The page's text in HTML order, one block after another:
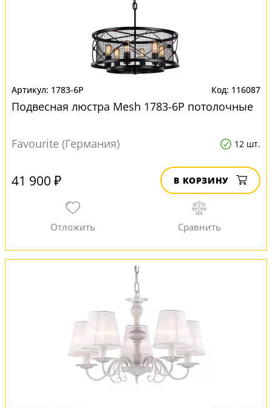
1783-6P 116087
Подвесная люстра Mesh 1783-6P потолочные
Favourite (Германия) 12 шт.
41 900 ₽ В КОРЗИНУ